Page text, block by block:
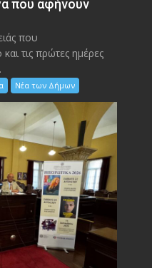
που αφήνουν
που
τις πρώτες ημέρες
Νέα των Δήμων